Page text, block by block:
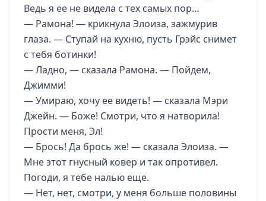
Ведь я ее не видела с тех самых пор…
— Рамона! — крикнула Элоиза, зажмурив
глаза. — Ступай на кухню, пусть Грэйс снимет
с тебя ботинки!
— Ладно, — сказала Рамона. — Пойдем,
Джимми!
— Умираю, хочу ее видеть! — сказала Мэри
Джейн. — Боже! Смотри, что я натворила!
Прости меня, Эл!
— Брось! Да брось же! — сказала Элоиза. —
Мне этот гнусный ковер и так опротивел.
Погоди, я тебе налью еще.
— Нет, нет, смотри, у меня больше половины